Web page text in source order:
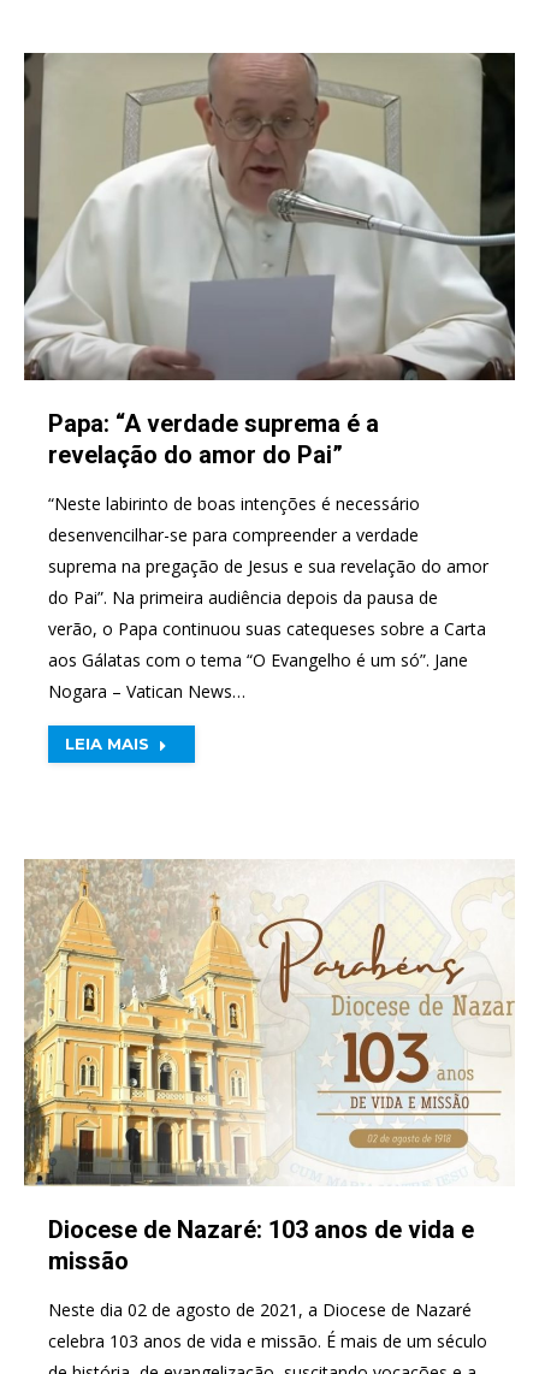
Papa: “A verdade suprema é a
revelação do amor do Pai”
“Neste labirinto de boas intenções é necessário
desenvencilhar-se para compreender a verdade
suprema na pregação de Jesus e sua revelação do amor
do Pai”. Na primeira audiência depois da pausa de
verão, o Papa continuou suas catequeses sobre a Carta
aos Gálatas com o tema “O Evangelho é um só”. Jane
Nogara – Vatican News…
LEIA MAIS
Diocese de Nazaré: 103 anos de vida e
missão
Neste dia 02 de agosto de 2021, a Diocese de Nazaré
celebra 103 anos de vida e missão. É mais de um século